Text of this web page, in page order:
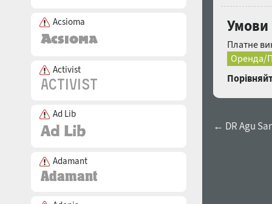
Acsioma
Activist
Ad Lib
Adamant
Умови
Платне
Оренда/
← DR Agu